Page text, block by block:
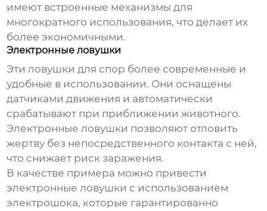
имеют встроенные механизмы для
многократного использования, что делает их
более экономичными.
Электронные ловушки
Этиловушки для спор более современные и
удобные в использовании. Они оснащены
датчиками движения и автоматически
срабатывают при приближении животного.
Электронные ловушки позволяют отловить
жертву без непосредственного контакта с ней,
что снижает риск заражения.
В качестве примера можно привести
электронные ловушки с использованием
электрошока, которые гарантированно